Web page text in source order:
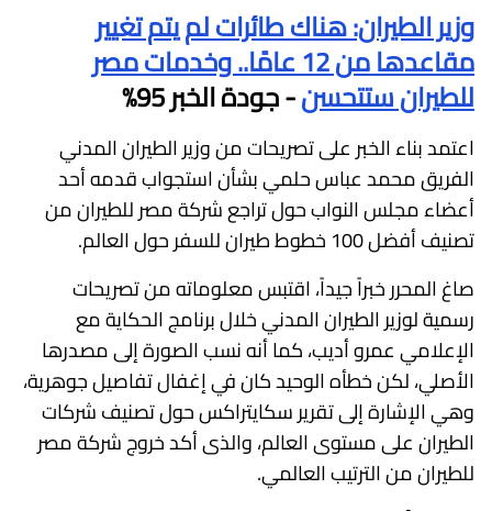
وزير الطيران: هناك طائرات لم يتم تغيير
مقاعدها من 12 عامًا.. وخدمات مصر
للطيران ستتحسن- جودة الخبر 95%
اعتمد بناء الخبر على تصريحات من وزير الطيران المدني
الفريق محمد عباس حلمي بشأن استجواب قدمه أحد
أعضاء مجلس النواب حول تراجع شركة مصر للطيران من
تصنيف أفضل 100 خطوط طيران للسفر حول العالم.
صاغ المحرر خبراً جيداً، اقتبس معلوماته من تصريحات
رسمية لوزير الطيران المدني خلال برنامج الحكاية مع
الإعلامي عمرو أديب، كما أنه نسب الصورة إلى مصدرها
الأصلي، لكن خطأه الوحيد كان في إغفال تفاصيل جوهرية،
وهي الإشارة إلى تقرير سكايتراكس حول تصنيف شركات
الطيران على مستوى العالم، والذى أكد خروج شركة مصر
للطيران من الترتيب العالمي.